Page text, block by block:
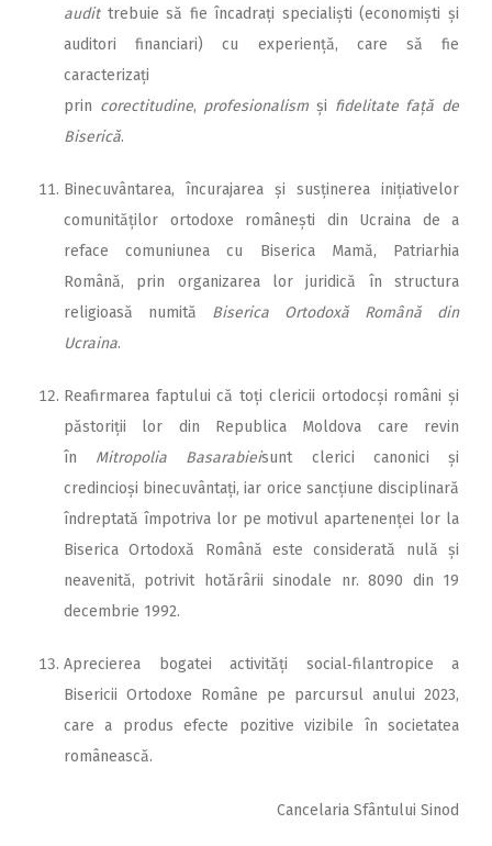
audittrebuie să fie încadrați specialiști (economiști și
auditori financiari) cu experiență, care să fie
caracterizați
prin corectitudine, profesionalism și fidelitate față de
Biserică.
Binecuvântarea, încurajarea și susținerea inițiativelor
co­munităților ortodoxe românești din Ucraina de a
reface comuniunea cu Biserica Mamă, Patriarhia
Română, prin organizarea lor juridică în structura
religioasă numită Biserica Ortodoxă Română din
Ucraina.
Reafirmarea faptului că toți clericii ortodocși români și
păstoriții lor din Republica Moldova care revin
în Mitropolia Basarabieisunt clerici canonici și
credincioși binecuvântați, iar orice sancțiune disciplinară
îndreptată împotriva lor pe motivul apartenenței lor la
Biserica Ortodoxă Română este considerată nulă și
neavenită, potrivit hotărârii sinodale nr. 8090 din 19
decembrie 1992.
Aprecierea bogatei activități social‑filantropice a
Bisericii Ortodoxe Române pe parcursul anului 2023,
care a produs efecte pozitive vizibile în societatea
românească.
Cancelaria Sfântului Sinod